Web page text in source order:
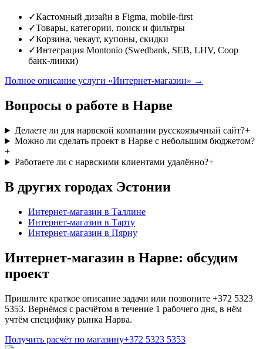
✓Кастомный дизайн в Figma, mobile-first
✓Товары, категории, поиск и фильтры
✓Корзина, чекаут, купоны, скидки
✓Интеграция Montonio (Swedbank, SEB, LHV, Coop
банк-линки)
Полное описание услуги «Интернет-магазин» →
Вопросы о работе в Нарве
Делаете ли для нарвской компании русскоязычный сайт?+
Можно ли сделать проект в Нарве с небольшим бюджетом?
+
Работаете ли с нарвскими клиентами удалённо?+
В других городах Эстонии
Интернет-магазин в Таллине
Интернет-магазин в Тарту
Интернет-магазин в Пярну
Интернет-магазин в Нарве: обсудим
проект
Пришлите краткое описание задачи или позвоните +372 5323
5353. Вернёмся с расчётом в течение 1 рабочего дня, в нём
учтём специфику рынка Нарва.
Получить расчёт по магазину+372 5323 5353